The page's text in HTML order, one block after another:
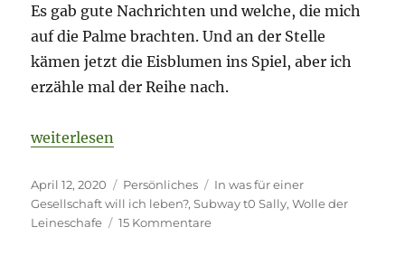
Es gab gute Nachrichten und welche, die mich
auf die Palme brachten. Und an der Stelle
kämen jetzt die Eisblumen ins Spiel, aber ich
erzähle mal der Reihe nach.
„Von 62 Lämmern, Raffzähnen und Eisblumen in
weiterlesen
Veröffentlicht
am
April 12, 2020 Kategorien
Persönliches Schlagwörter
In was für einer
Gesellschaft will ich leben?,Subway t0 Sally,Wolle der
Leineschafe
15 Kommentarezu